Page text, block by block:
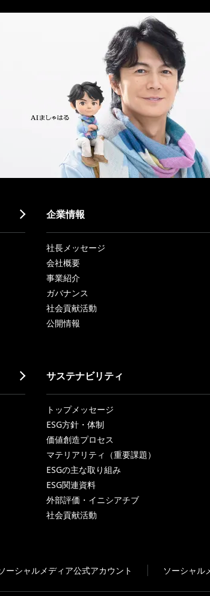
企業情報
社長メッセージ
会社概要
事業紹介
ガバナンス
社会貢献活動
公開情報
サステナビリティ
トップメッセージ
ESG方針・体制
価値創造プロセス
マテリアリティ（重要課題）
ESGの主な取り組み
ESG関連資料
外部評価・イニシアチブ
社会貢献活動
ーシャルメディア公式アカウント ソーシャル